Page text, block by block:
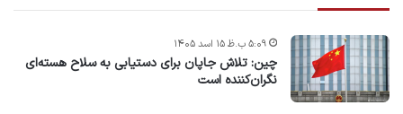
چین: تلاش جاپان برای دستیابی به سلاح هسته‌ای
نگران‌کننده است
۵:۰۹ ب.ظ ۱۵ اسد ۱۴۰۵